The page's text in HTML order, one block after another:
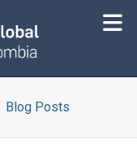
Blog Posts